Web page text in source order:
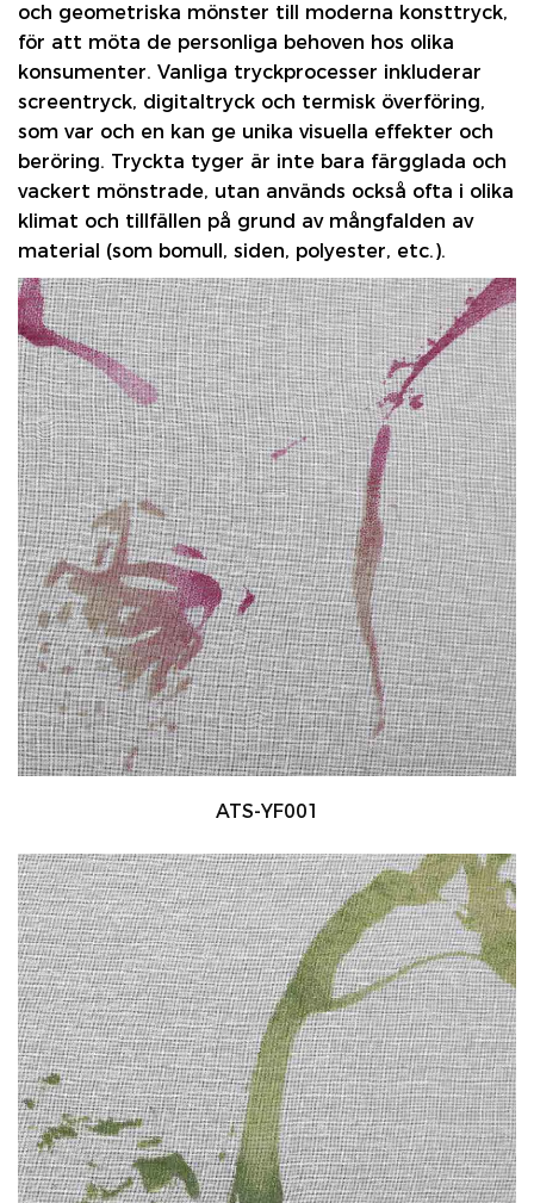
och geometriska mönster till moderna konsttryck,
för att möta de personliga behoven hos olika
konsumenter. Vanliga tryckprocesser inkluderar
screentryck, digitaltryck och termisk överföring,
som var och en kan ge unika visuella effekter och
beröring. Tryckta tyger är inte bara färgglada och
vackert mönstrade, utan används också ofta i olika
klimat och tillfällen på grund av mångfalden av
material (som bomull, siden, polyester, etc.).
ATS-YF001